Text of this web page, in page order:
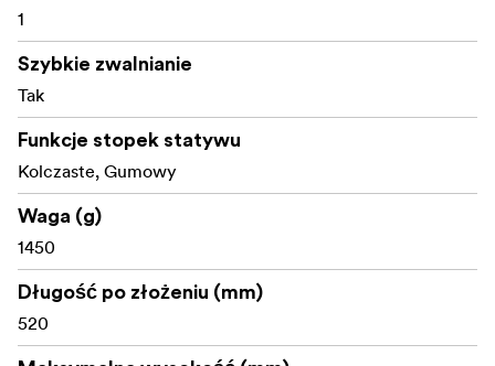
1
Szybkie zwalnianie
Tak
Funkcje stopek statywu
Kolczaste, Gumowy
Waga (g)
1450
Długość po złożeniu (mm)
520